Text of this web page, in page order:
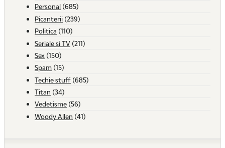
Personal (685)
Picanterii (239)
Politica (110)
Seriale si TV (211)
Sex (150)
Spam (15)
Techie stuff (685)
Titan (34)
Vedetisme (56)
Woody Allen (41)